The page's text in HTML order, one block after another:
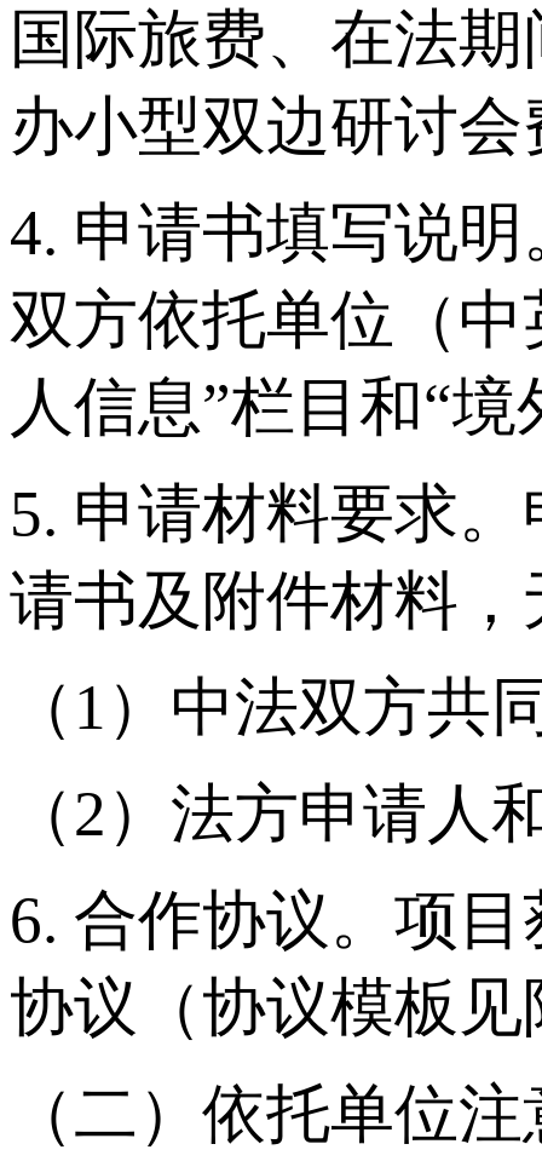
国际旅费、在法
办小型双边研讨
4. 申请书填写说
双方依托单位（
人信息”栏目和“
5. 申请材料要求
请书及附件材料
（1）中法双方
（2）法方申请人
6. 合作协议。项
协议（协议模板见
（二）依托单位